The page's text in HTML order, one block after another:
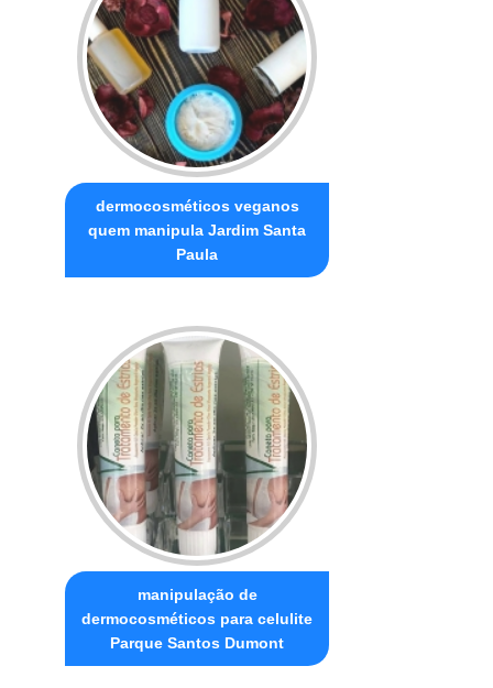
dermocosméticos veganos
quem manipula Jardim Santa
Paula
manipulação de
dermocosméticos para celulite
Parque Santos Dumont